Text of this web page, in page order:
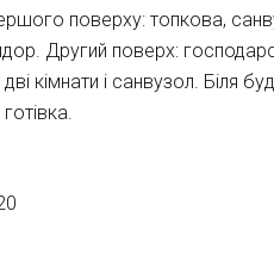
поверху: топкова,
Другий поверх:
кімнати і санвузол. Біля